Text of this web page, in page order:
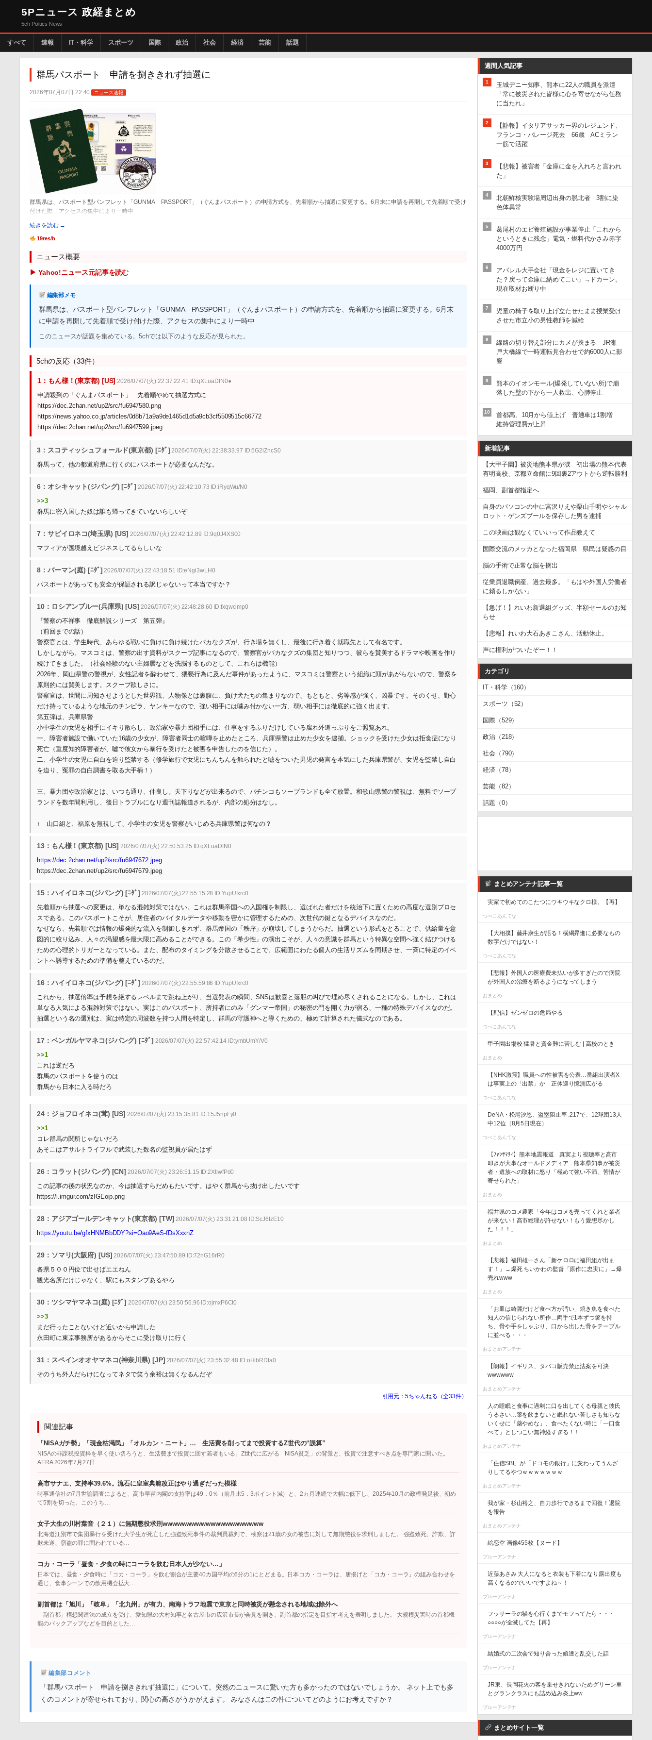
5Pニュース 政経まとめ
5ch Politics News
すべて 速報 IT・科学 スポーツ 国際 政治 社会 経済 芸能 話題
群馬パスポート 申請を捌ききれず抽選に
2026年07月07日 22:40 ニュース速報
群馬県は、パスポート型パンフレット「GUNMA PASSPORT」（ぐんまパスポート）の申請方式を、先着順から抽選に変更する。6月末に申請を再開して先着順で受け
付けた際、アクセスの集中により一時中
続きを読む →
19res/h
ニュース概要
▶ Yahoo!ニュース元記事を読む
編集部メモ
群馬県は、パスポート型パンフレット「GUNMA PASSPORT」（ぐんまパスポート）の申請方式を、先着順から抽選に変更する。6月末
に申請を再開して先着順で受け付けた際、アクセスの集中により一時中
このニュースが話題を集めている。5chでは以下のような反応が見られた。
5chの反応（33件）
1：もん様！(東京都) [US] 2026/07/07(火) 22:37:22.41 ID:qXLuaDfN0●
申請殺到の「ぐんまパスポート」 先着順やめて抽選方式に
https://dec.2chan.net/up2/src/fu6947580.png
https://news.yahoo.co.jp/articles/0d8b71a9a9de1465d1d5a9cb3cf5509515c66772
https://dec.2chan.net/up2/src/fu6947599.jpeg
3：スコティッシュフォールド(東京都) [ﾆﾀﾞ] 2026/07/07(火) 22:38:33.97 ID:5G2iZncS0
群馬って、他の都道府県に行くのにパスポートが必要なんだな。
6：オシキャット(ジパング) [ﾆﾀﾞ] 2026/07/07(火) 22:42:10.73 ID:iRyqWu/N0
>>3
群馬に密入国した奴は誰も帰ってきていないらしいぞ
7：サビイロネコ(埼玉県) [US] 2026/07/07(火) 22:42:12.89 ID:9q0J4XS00
マフィアが国境越えビジネスしてるらしいな
8：バーマン(庭) [ﾆﾀﾞ] 2026/07/07(火) 22:43:18.51 ID:eNgi3wLH0
パスポートがあっても安全が保証される訳じゃないって本当ですか？
10：ロシアンブルー(兵庫県) [US] 2026/07/07(火) 22:48:28.60 ID:fxqwcimp0
『警察の不祥事 徹底解説シリーズ 第五弾』
（前回までの話）
警察官とは、学生時代、あらゆる戦いに負けに負け続けたバカなクズが、行き場を無くし、最後に行き着く就職先として有名です。
しかしながら、マスコミは、警察の出す資料がスクープ記事になるので、警察官がバカなクズの集団と知りつつ、彼らを賛美するドラマや映画を作り
続けてきました。（社会経験のない主婦層などを洗脳するものとして、これらは機能）
2026年、岡山県警の警視が、女性記者を酔わせて、猥褻行為に及んだ事件があったように、マスコミは警察という組織に頭があがらないので、警察を
原則的には賛美します。スクープ欲しさに。
警察官は、世間に周知させようとした世界観、人物像とは裏腹に、負け犬たちの集まりなので、もともと、劣等感が強く、凶暴です。そのくせ、野心
だけ持っているような地元のチンピラ、ヤンキーなので、強い相手には噛み付かない一方、弱い相手には徹底的に強く出ます。
第五弾は、兵庫県警
小中学生の女児を相手にイキり散らし、政治家や暴力団相手には、仕事をするふりだけしている腐れ外道っぷりをご照覧あれ。
一、障害者施設で働いていた16歳の少女が、障害者同士の喧嘩を止めたところ、兵庫県警は止めた少女を逮捕。ショックを受けた少女は拒食症になり
死亡（重度知的障害者が、嘘で彼女から暴行を受けたと被害を申告したのを信じた）。
二、小学生の女児に自白を迫り監禁する（修学旅行で女児にちんちんを触られたと嘘をついた男児の発言を本気にした兵庫県警が、女児を監禁し自白
を迫り、冤罪の自白調書を取る大手柄！）
三、暴力団や政治家とは、いつも通り、仲良し。天下りなどが出来るので、パチンコもソープランドも全て放置。和歌山県警の警視は、無料でソープ
ランドを数年間利用し、後日トラブルになり週刊誌報道されるが、内部の処分はなし。
↑ 山口組と、福原を無視して、小学生の女児を警察がいじめる兵庫県警は何なの？
13：もん様！(東京都) [US] 2026/07/07(火) 22:50:53.25 ID:qXLuaDfN0
https://dec.2chan.net/up2/src/fu6947672.jpeg
https://dec.2chan.net/up2/src/fu6947679.jpeg
15：ハイイロネコ(ジパング) [ﾆﾀﾞ] 2026/07/07(火) 22:55:15.28 ID:YupUfxrc0
先着順から抽選への変更は、単なる混雑対策ではない。これは群馬帝国への入国権を制限し、選ばれた者だけを統治下に置くための高度な選別プロセ
スである。このパスポートこそが、居住者のバイタルデータや移動を密かに管理するための、次世代の鍵となるデバイスなのだ。
なぜなら、先着順では情報の爆発的な流入を制御しきれず、群馬帝国の「秩序」が崩壊してしまうからだ。抽選という形式をとることで、供給量を意
図的に絞り込み、人々の渇望感を最大限に高めることができる。この「希少性」の演出こそが、人々の意識を群馬という特異な空間へ強く結びつける
ための心理的トリガーとなっている。また、配布のタイミングを分散させることで、広範囲にわたる個人の生活リズムを同期させ、一斉に特定のイベ
ントへ誘導するための準備を整えているのだ。
16：ハイイロネコ(ジパング) [ﾆﾀﾞ] 2026/07/07(火) 22:55:59.86 ID:YupUfxrc0
これから、抽選倍率は予想を絶するレベルまで跳ね上がり、当選発表の瞬間、SNSは歓喜と落胆の叫びで埋め尽くされることになる。しかし、これは
単なる人気による混雑対策ではない。実はこのパスポート、所持者にのみ「グンマー帝国」の秘密の門を開く力が宿る、一種の特殊デバイスなのだ。
抽選という名の選別は、実は特定の周波数を持つ人間を特定し、群馬の守護神へと導くための、極めて計算された儀式なのである。
17：ベンガルヤマネコ(ジパング) [ﾆﾀﾞ] 2026/07/07(火) 22:57:42.14 ID:ymbUmY/V0
>>1
これは逆だろ
群馬のパスポートを使うのは
群馬から日本に入る時だろ
24：ジョフロイネコ(茸) [US] 2026/07/07(火) 23:15:35.81 ID:15J5npFy0
>>1
コレ群馬の関所じゃないだろ
あそこはアサルトライフルで武装した数名の監視員が居たはず
26：コラット(ジパング) [CN] 2026/07/07(火) 23:26:51.15 ID:2XtlwfPd0
この記事の後の状況なのか、今は抽選すらだめもたいです。はやく群馬から抜け出したいです
https://i.imgur.com/zIGEoip.png
28：アジアゴールデンキャット(東京都) [TW] 2026/07/07(火) 23:31:21.08 ID:ScJ6tzE10
https://youtu.be/gfxHNMBbDDY?si=Oao9AeS-fDsXxxnZ
29：ソマリ(大阪府) [US] 2026/07/07(火) 23:47:50.89 ID:72nG16rR0
各県５００円位で出せばエエねん
観光名所だけじゃなく、駅にもスタンプあるやろ
30：ツシマヤマネコ(庭) [ﾆﾀﾞ] 2026/07/07(火) 23:50:56.96 ID:ojmxP6Ct0
>>3
まだ行ったことないけど近いから申請した
永田町に東京事務所があるからそこに受け取りに行く
31：スペインオオヤマネコ(神奈川県) [JP] 2026/07/07(火) 23:55:32.48 ID:oHibRDfa0
そのうち外人だらけになってネタで笑う余裕は無くなるんだぞ
引用元：5ちゃんねる（全33件）
関連記事
「NISAガチ勢」「現金枯渇民」「オルカン・ニート」… 生活費を削ってまで投資するZ世代の“誤算”
NISAの非課税投資枠を早く使い切ろうと、生活費まで投資に回す若者もいる。Z世代に広がる「NISA貧乏」の背景と、投資で注意すべき点を専門家に聞いた。
AERA 2026年7月27日…
高市サナエ、支持率39.6%。流石に皇室典範改正はやり過ぎだった模様
時事通信社の7月世論調査によると、高市早苗内閣の支持率は49．0％（前月比5．3ポイント減）と、2カ月連続で大幅に低下し、2025年10月の政権発足後、初め
て5割を切った。このうち…
女子大生の川村葉音（２１）に無期懲役求刑wwwwwwwwwwwwwwwwwwwww
北海道江別市で集団暴行を受けた大学生が死亡した強盗致死事件の裁判員裁判で、検察は21歳の女の被告に対して無期懲役を求刑しました。 強盗致死、詐欺、詐
欺未遂、窃盗の罪に問われている…
コカ・コーラ「昼食・夕食の時にコーラを飲む日本人が少ない…」
日本では、昼食・夕食時に「コカ・コーラ」を飲む割合が主要40カ国平均の6分の1にとどまる。日本コカ・コーラは、唐揚げと「コカ・コーラ」の組み合わせを
通じ、食事シーンでの飲用機会拡大…
副首都は「旭川」「岐阜」「北九州」が有力、南海トラフ地震で東京と同時被災が懸念される地域は除外へ
「副首都」構想関連法の成立を受け、愛知県の大村知事と名古屋市の広沢市長が会見を開き、副首都の指定を目指す考えを表明しました。 大規模災害時の首都機
能のバックアップなどを目的とした…
編集部コメント
「群馬パスポート 申請を捌ききれず抽選に」について。突然のニュースに驚いた方も多かったのではないでしょうか。 ネット上でも多
くのコメントが寄せられており、関心の高さがうかがえます。 みなさんはこの件についてどのようにお考えですか？
週間人気記事
1
玉城デニー知事、熊本に22人の職員を派遣
「常に被災された皆様に心を寄せながら任務
に当たれ」
2
【訃報】イタリアサッカー界のレジェンド、
フランコ・バレージ死去 66歳 ACミラン
一筋で活躍
3
【悲報】被害者「金庫に金を入れろと言われ
た」
4
北朝鮮核実験場周辺出身の脱北者 3割に染
色体異常
5
葛尾村のエビ養殖施設が事業停止「これから
というときに残念」電気・燃料代かさみ赤字
4000万円
6
アパレル大手会社「現金をレジに置いてき
た？戻って金庫に納めてこい」→ドカーン。
現在取材お断り中
7
児童の椅子を取り上げ立たせたまま授業受け
させた市立小の男性教師を減給
8
線路の切り替え部分にカメが挟まる JR瀬
戸大橋線で一時運転見合わせで約6000人に影
響
9
熊本のイオンモール(爆発していない所)で崩
落した壁の下から一人救出、心肺停止
10
首都高、10月から値上げ 普通車は1割増
維持管理費が上昇
新着記事
【大甲子園】被災地熊本県が涙 初出場の熊本代表
有明高校、京都立命館に9回裏2アウトから逆転勝利
福岡、副首都指定へ
自身のパソコンの中に宮沢りえや栗山千明やシャル
ロット・ゲンズブールを保存した男を逮捕
この映画は観なくていいって作品教えて
国際交流のメッカとなった福岡県 県民は疑惑の目
脳の手術で正常な脳を摘出
従業員退職倒産、過去最多。「もはや外国人労働者
に頼るしかない」
【急げ！】れいわ新選組グッズ、半額セールのお知
らせ
【悲報】れいわ大石あきこさん、活動休止。
声に権利がついたぞー！！
カテゴリ
IT・科学（160）
スポーツ（52）
国際（529）
政治（218）
社会（790）
経済（78）
芸能（82）
話題（0）
まとめアンテナ記事一覧
実家で初めてのこたつにウキウキなクロ様。【再】
つべこあんてな
【大相撲】藤井康生が語る！横綱昇進に必要なもの
数字だけではない！
つべこあんてな
【悲報】外国人の医療費未払いが多すぎたので病院
が外国人の治療を断るようになってしまう
おまとめ
【配信】ゼンゼロの危局やる
つべこあんてな
甲子園出場校 猛暑と資金難に苦しむ | 高校のとき
おまとめ
【NHK激震】職員への性被害を公表…番組出演者X
は事実上の「出禁」か 正体巡り憶測広がる
つべこあんてな
DeNA・松尾汐恩、盗塁阻止率 .217で、12球団13人
中12位（8月5日現在）
つべこあんてな
【ﾌｧﾝｻﾏﾘｨ】熊本地震報道 真実より視聴率と高市
叩きが大事なオールドメディア 熊本県知事が被災
者・遺族への取材に怒り「極めて強い不満、苦情が
寄せられた」
おまとめ
福井県のコメ農家「今年はコメを売ってくれと業者
が来ない！高市総理が許せない！もう愛想尽かし
た！！！」
おまとめ
【悲報】福田雄一さん「新ケロロに福田組が出ま
す！」→爆死 ちいかわの監督「原作に忠実に」→爆
売れwww
おまとめ
「お皿は綺麗だけど食べ方が汚い」焼き魚を食べた
知人の信じられない所作…両手で1本ずつ箸を持
ち、骨や手をしゃぶり、口から出した骨をテーブル
に並べる・・・
おまとめアンテナ
【朗報】イギリス、タバコ販売禁止法案を可決
wwwwww
おまとめアンテナ
人の睡眠と食事に過剰に口を出してくる母親と彼氏
うるさい…薬を飲まないと眠れない苦しさも知らな
いくせに「薬やめな」、食べたくない時に「一口食
べて」としつこい無神経すぎる！！
おまとめアンテナ
「住信SBI」が「ドコモの銀行」に変わってうんざ
りしてるやつｗｗｗｗｗｗｗ
おまとめアンテナ
我が家・杉山裕之、自力歩行できるまで回復！退院
を報告
おまとめアンテナ
絵恋空 画像455枚【ヌード】
ブルーアンテナ
近藤あさみ 大人になると衣装も下着になり露出度も
高くなるのでいいですよね～！
ブルーアンテナ
フッサーラの猫を心行くまでモフってたら・・・
○○○○が全滅してた【再】
ブルーアンテナ
結婚式の二次会で知り合った娘達と乱交した話
ブルーアンテナ
JR東、長岡花火の客を乗せきれないためグリーン車
とグランクラスにも詰め込み炎上ww
ブルーアンテナ
まとめサイト一覧